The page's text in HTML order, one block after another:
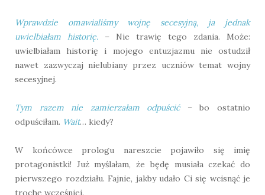
Wprawdzie omawialiśmy wojnę secesyjną, ja jednak
uwielbiałam historię. – Nie trawię tego zdania. Może:
uwielbiałam historię i mojego entuzjazmu nie ostudził
nawet zazwyczaj nielubiany przez uczniów temat wojny
secesyjnej.
Tym razem nie zamierzałam odpuścić– bo ostatnio
odpuściłam. Wait… kiedy?
W końcówce prologu nareszcie pojawiło się imię
protagonistki! Już myślałam, że będę musiała czekać do
pierwszego rozdziału. Fajnie, jakby udało Ci się wcisnąć je
trochę wcześniej.